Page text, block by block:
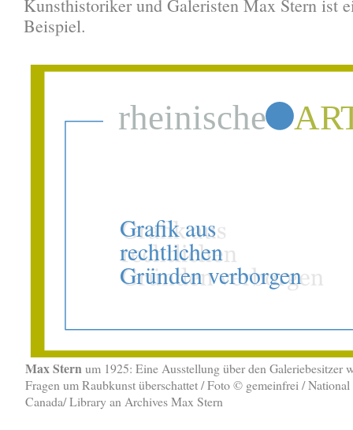
Kunsthistoriker und Galeristen Max Stern ist
Beispiel.
Max Stern um 1925: Eine Ausstellung über den Galeriebesitzer
Fragen um Raubkunst überschattet / Foto © gemeinfrei /
Canada/ Library an Archives Max Stern